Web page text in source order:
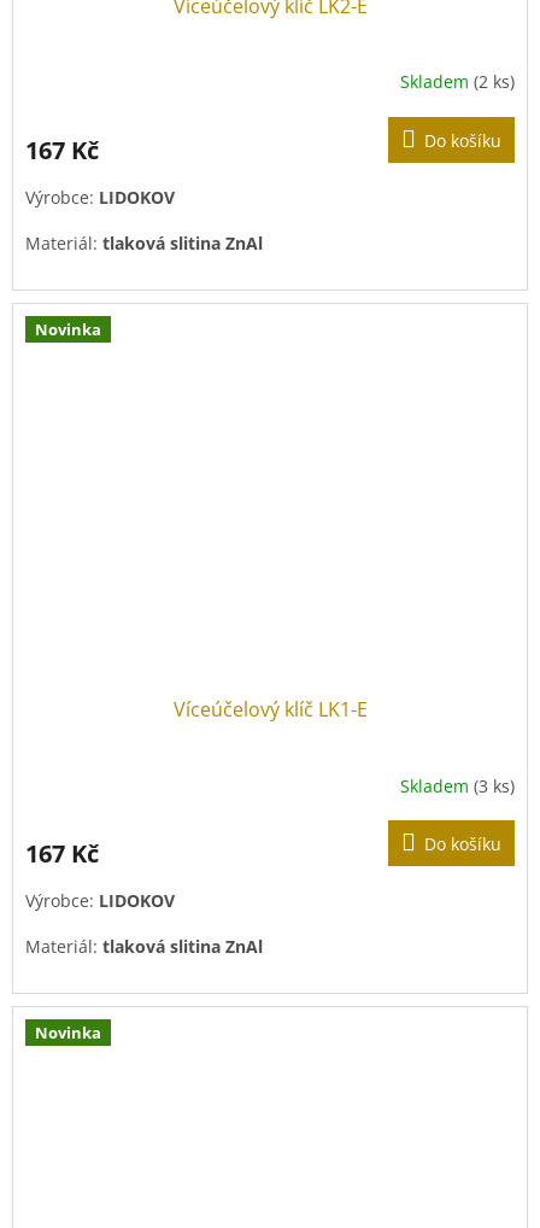
Víceúčelový klíč LK2-E
Skladem (2 ks)
167 Kč Do košíku
Výrobce: LIDOKOV
Materiál: tlaková slitina ZnAl
Povrchová úprava:pozink
Novinka
Víceúčelový klíč LK1-E
Skladem (3 ks)
167 Kč Do košíku
Výrobce: LIDOKOV
Materiál: tlaková slitina ZnAl
Povrchová úprava:pozink
Novinka